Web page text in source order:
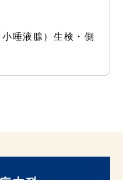
唾液腺）生検・側